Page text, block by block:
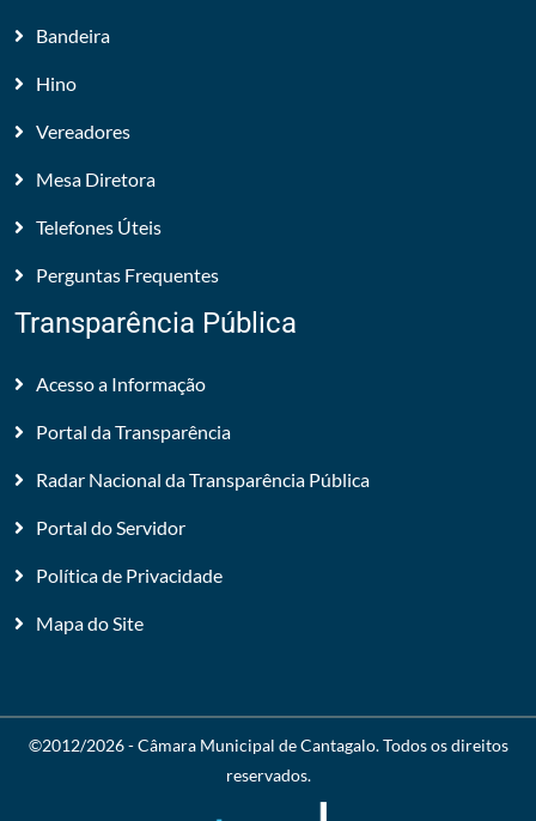
Bandeira
Hino
Vereadores
Mesa Diretora
Telefones Úteis
Perguntas Frequentes
Transparência Pública
Acesso a Informação
Portal da Transparência
Radar Nacional da Transparência Pública
Portal do Servidor
Política de Privacidade
Mapa do Site
©2012/2026 -Câmara Municipal de Cantagalo. Todos os direitos
reservados.